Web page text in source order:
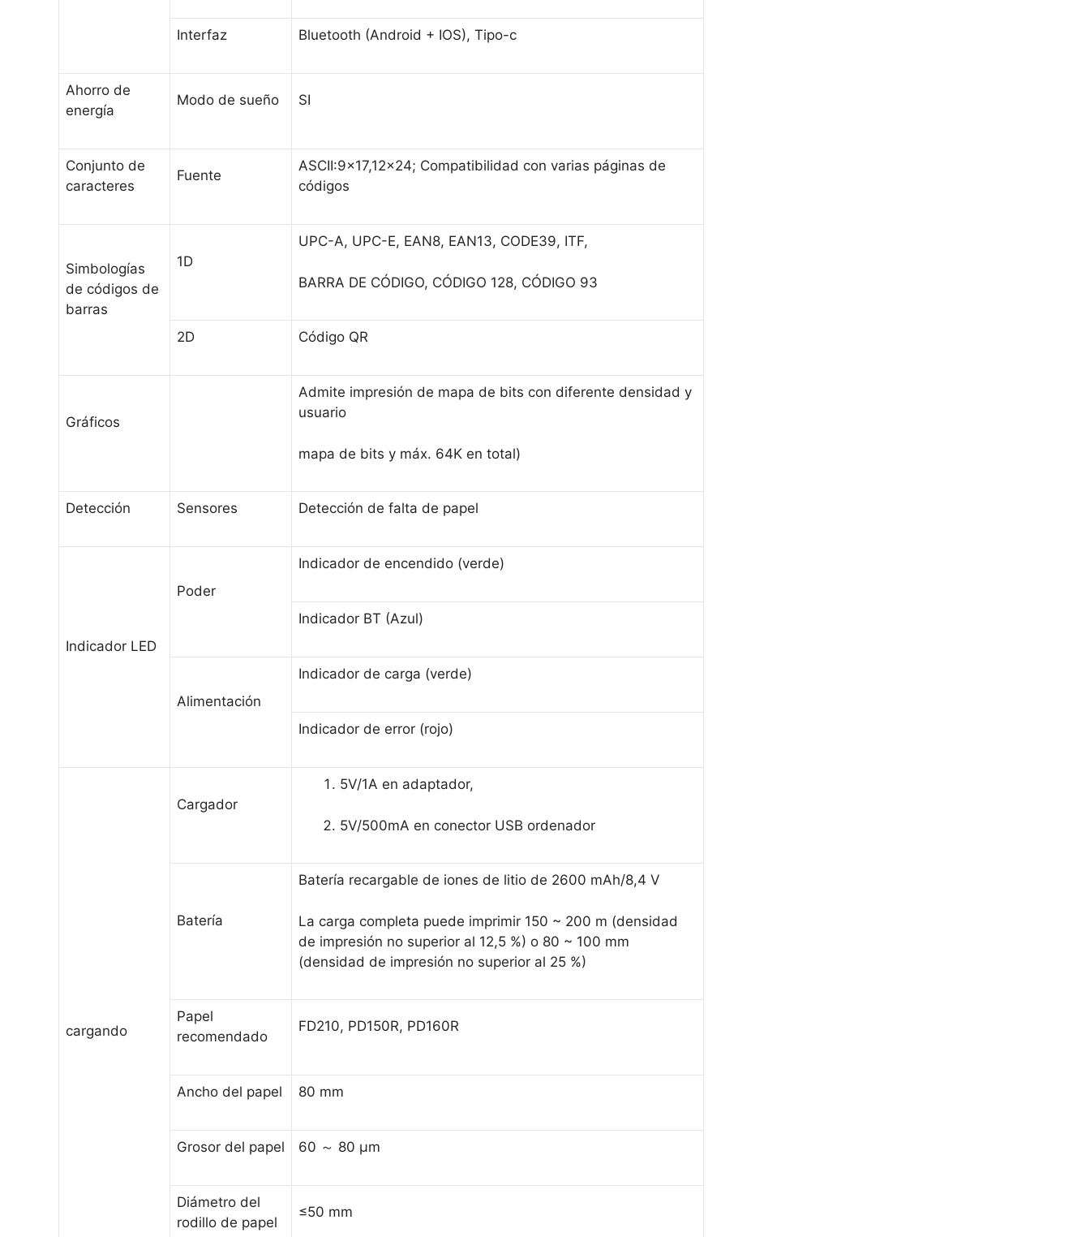
Interfaz Bluetooth (Android + IOS), Tipo-c
Ahorro de
energía
Modo de sueño SI
Conjunto de
caracteres
Fuente
ASCII:9×17,12×24; Compatibilidad con varias páginas de
códigos
Simbologías
de códigos de
barras
1D
UPC-A, UPC-E, EAN8, EAN13, CODE39, ITF,
BARRA DE CÓDIGO, CÓDIGO 128, CÓDIGO 93
2D Código QR
Gráficos
Admite impresión de mapa de bits con diferente densidad y
usuario
mapa de bits y máx. 64K en total)
Detección Sensores Detección de falta de papel
Indicador LED
Poder
Indicador de encendido (verde)
Indicador BT (Azul)
Alimentación
Indicador de carga (verde)
Indicador de error (rojo)
cargando
Cargador
5V/1A en adaptador,
5V/500mA en conector USB ordenador
Batería
Batería recargable de iones de litio de 2600 mAh/8,4 V
La carga completa puede imprimir 150 ~ 200 m (densidad
de impresión no superior al 12,5 %) o 80 ~ 100 mm
(densidad de impresión no superior al 25 %)
Papel
recomendado
FD210, PD150R, PD160R
Ancho del papel 80 mm
Grosor del papel 60 ～ 80 μm
Diámetro del
rodillo de papel
≤50 mm